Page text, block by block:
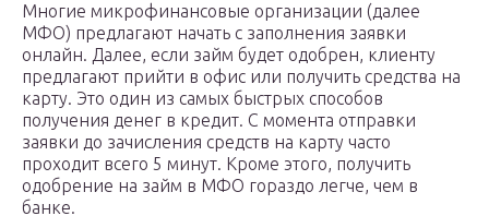
Многие микрофинансовые организации (далее
МФО) предлагают начать с заполнения заявки
онлайн. Далее, если займ будет одобрен, клиенту
предлагают прийти в офис или получить средства на
карту. Это один из самых быстрых способов
получения денег в кредит. С момента отправки
заявки до зачисления средств на карту часто
проходит всего 5 минут. Кроме этого, получить
одобрение на займ в МФО гораздо легче, чем в
банке.